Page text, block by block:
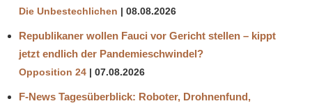
Die Unbestechlichen 08.08.2026
Republikaner wollen Fauci vor Gericht stellen – kippt
jetzt endlich der Pandemieschwindel?
Opposition 24 07.08.2026
F-News Tagesüberblick: Roboter, Drohnenfund,